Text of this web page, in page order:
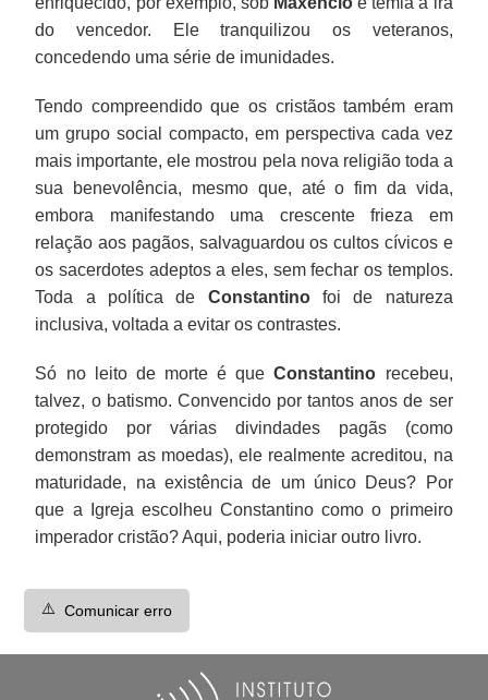
do vencedor. Ele tranquilizou os veteranos,
concedendo uma série de imunidades.
Tendo compreendido que os cristãos também eram
um grupo social compacto, em perspectiva cada vez
mais importante, ele mostrou pela nova religião toda a
sua benevolência, mesmo que, até o fim da vida,
embora manifestando uma crescente frieza em
relação aos pagãos, salvaguardou os cultos cívicos e
os sacerdotes adeptos a eles, sem fechar os templos.
Toda a política de Constantinofoi de natureza
inclusiva, voltada a evitar os contrastes.
Só no leito de morte é queConstantino recebeu,
talvez, o batismo. Convencido por tantos anos de ser
protegido por várias divindades pagãs (como
demonstram as moedas), ele realmente acreditou, na
maturidade, na existência de um único Deus? Por
que a Igreja escolheu Constantino como o primeiro
imperador cristão? Aqui, poderia iniciar outro livro.
⚠️ Comunicar erro